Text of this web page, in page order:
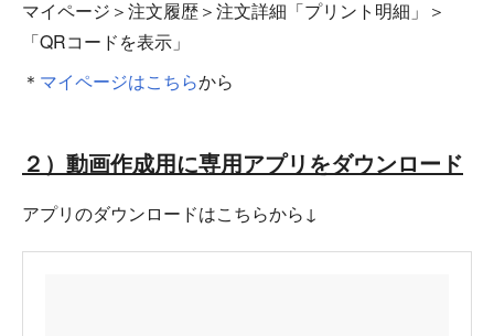
マイページ＞注文履歴＞注文詳細「プリント明細」＞
「QRコードを表示」
＊ マイページはこちらから
２）動画作成用に専用アプリをダウンロード
アプリのダウンロードはこちらから↓